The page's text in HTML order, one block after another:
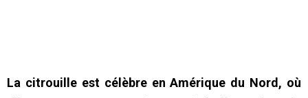
La citrouille est célèbre en Amérique du Nord, où